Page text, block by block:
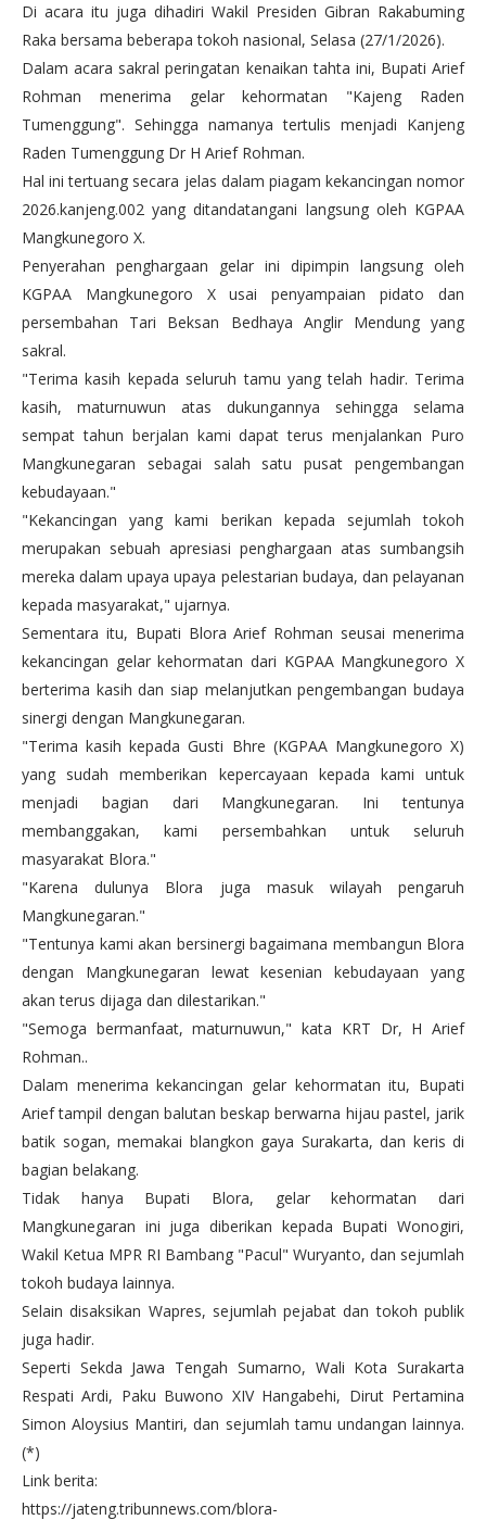
Di acara itu juga dihadiri Wakil Presiden Gibran Rakabuming
Raka bersama beberapa tokoh nasional, Selasa (27/1/2026).
Dalam acara sakral peringatan kenaikan tahta ini, Bupati Arief
Rohman menerima gelar kehormatan "Kajeng Raden
Tumenggung". Sehingga namanya tertulis menjadi Kanjeng
Raden Tumenggung Dr H Arief Rohman.
Hal ini tertuang secara jelas dalam piagam kekancingan nomor
2026.kanjeng.002 yang ditandatangani langsung oleh KGPAA
Mangkunegoro X.
Penyerahan penghargaan gelar ini dipimpin langsung oleh
KGPAA Mangkunegoro X usai penyampaian pidato dan
persembahan Tari Beksan Bedhaya Anglir Mendung yang
sakral.
"Terima kasih kepada seluruh tamu yang telah hadir. Terima
kasih, maturnuwun atas dukungannya sehingga selama
sempat tahun berjalan kami dapat terus menjalankan Puro
Mangkunegaran sebagai salah satu pusat pengembangan
kebudayaan."
"Kekancingan yang kami berikan kepada sejumlah tokoh
merupakan sebuah apresiasi penghargaan atas sumbangsih
mereka dalam upaya upaya pelestarian budaya, dan pelayanan
kepada masyarakat," ujarnya.
Sementara itu, Bupati Blora Arief Rohman seusai menerima
kekancingan gelar kehormatan dari KGPAA Mangkunegoro X
berterima kasih dan siap melanjutkan pengembangan budaya
sinergi dengan Mangkunegaran.
"Terima kasih kepada Gusti Bhre (KGPAA Mangkunegoro X)
yang sudah memberikan kepercayaan kepada kami untuk
menjadi bagian dari Mangkunegaran. Ini tentunya
membanggakan, kami persembahkan untuk seluruh
masyarakat Blora."
"Karena dulunya Blora juga masuk wilayah pengaruh
Mangkunegaran."
"Tentunya kami akan bersinergi bagaimana membangun Blora
dengan Mangkunegaran lewat kesenian kebudayaan yang
akan terus dijaga dan dilestarikan."
"Semoga bermanfaat, maturnuwun," kata KRT Dr, H Arief
Rohman..
Dalam menerima kekancingan gelar kehormatan itu, Bupati
Arief tampil dengan balutan beskap berwarna hijau pastel, jarik
batik sogan, memakai blangkon gaya Surakarta, dan keris di
bagian belakang.
Tidak hanya Bupati Blora, gelar kehormatan dari
Mangkunegaran ini juga diberikan kepada Bupati Wonogiri,
Wakil Ketua MPR RI Bambang "Pacul" Wuryanto, dan sejumlah
tokoh budaya lainnya.
Selain disaksikan Wapres, sejumlah pejabat dan tokoh publik
juga hadir.
Seperti Sekda Jawa Tengah Sumarno, Wali Kota Surakarta
Respati Ardi, Paku Buwono XIV Hangabehi, Dirut Pertamina
Simon Aloysius Mantiri, dan sejumlah tamu undangan lainnya.
(*)
Link berita:
https://jateng.tribunnews.com/blora-